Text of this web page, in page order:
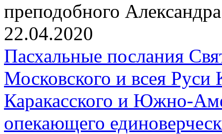
преподобного
22.04.2020
Пасхальные послания
Московского и всея Руси
Каракасского и Южно-
опекающего